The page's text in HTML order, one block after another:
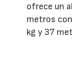
ofrece un
metros
kg y 37